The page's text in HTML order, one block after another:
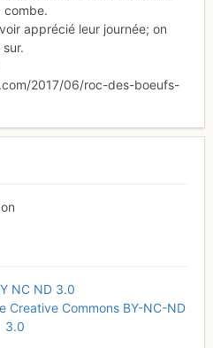
combe.
apprécié leur journée; on
2017/06/roc-des-boeufs-
NC ND 3.0
Creative Commons BY-NC-ND
3.0